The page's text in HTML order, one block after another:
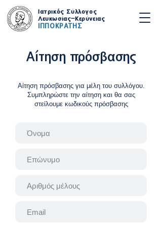
Ιατρικός Σύλλογος
Λευκωσίας-Κερύνειας
ΙΠΠΟΚΡΑΤΗΣ
Αίτηση πρόσβασης
Αίτηση πρόσβασης για μέλη του συλλόγου.
Συμπληρώστε την αίτηση και θα σας
στείλουμε κωδικούς πρόσβασης